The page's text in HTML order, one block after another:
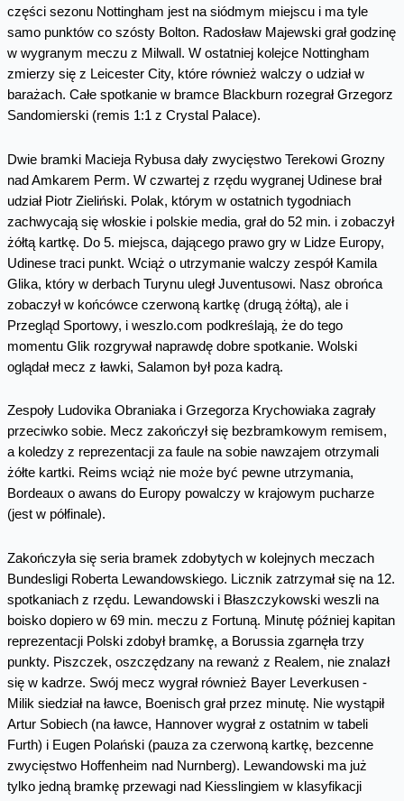
części sezonu Nottingham jest na siódmym miejscu i ma tyle
samo punktów co szósty Bolton. Radosław Majewski grał godzinę
w wygranym meczu z Milwall. W ostatniej kolejce Nottingham
zmierzy się z Leicester City, które również walczy o udział w
barażach. Całe spotkanie w bramce Blackburn rozegrał Grzegorz
Sandomierski (remis 1:1 z Crystal Palace).
Dwie bramki Macieja Rybusa dały zwycięstwo Terekowi Grozny
nad Amkarem Perm. W czwartej z rzędu wygranej Udinese brał
udział Piotr Zieliński. Polak, którym w ostatnich tygodniach
zachwycają się włoskie i polskie media, grał do 52 min. i zobaczył
żółtą kartkę. Do 5. miejsca, dającego prawo gry w Lidze Europy,
Udinese traci punkt. Wciąż o utrzymanie walczy zespół Kamila
Glika, który w derbach Turynu uległ Juventusowi. Nasz obrońca
zobaczył w końcówce czerwoną kartkę (drugą żółtą), ale i
Przegląd Sportowy, i weszlo.com podkreślają, że do tego
momentu Glik rozgrywał naprawdę dobre spotkanie. Wolski
oglądał mecz z ławki, Salamon był poza kadrą.
Zespoły Ludovika Obraniaka i Grzegorza Krychowiaka zagrały
przeciwko sobie. Mecz zakończył się bezbramkowym remisem,
a koledzy z reprezentacji za faule na sobie nawzajem otrzymali
żółte kartki. Reims wciąż nie może być pewne utrzymania,
Bordeaux o awans do Europy powalczy w krajowym pucharze
(jest w półfinale).
Zakończyła się seria bramek zdobytych w kolejnych meczach
Bundesligi Roberta Lewandowskiego. Licznik zatrzymał się na 12.
spotkaniach z rzędu. Lewandowski i Błaszczykowski weszli na
boisko dopiero w 69 min. meczu z Fortuną. Minutę później kapitan
reprezentacji Polski zdobył bramkę, a Borussia zgarnęła trzy
punkty. Piszczek, oszczędzany na rewanż z Realem, nie znalazł
się w kadrze. Swój mecz wygrał również Bayer Leverkusen -
Milik siedział na ławce, Boenisch grał przez minutę. Nie wystąpił
Artur Sobiech (na ławce, Hannover wygrał z ostatnim w tabeli
Furth) i Eugen Polański (pauza za czerwoną kartkę, bezcenne
zwycięstwo Hoffenheim nad Nurnberg). Lewandowski ma już
tylko jedną bramkę przewagi nad Kiesslingiem w klasyfikacji